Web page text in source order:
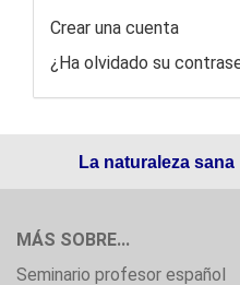
Crear una cuenta
¿Ha olvidado su
La naturaleza
MÁS SOBRE...
Seminario profesor español